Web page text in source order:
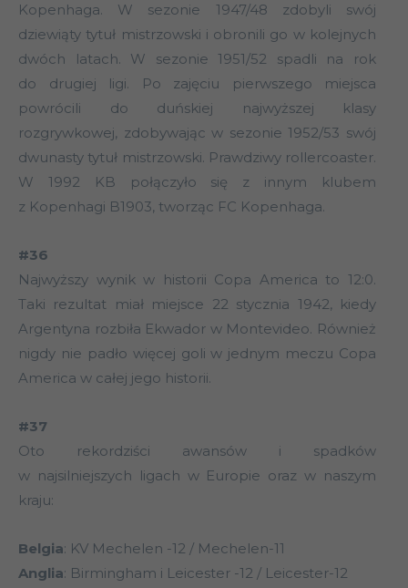
Kopenhaga. W sezonie 1947/48 zdobyli swój
dziewiąty tytuł mistrzowski i obronili go w kolejnych
dwóch latach. W sezonie 1951/52 spadli na rok
do drugiej ligi. Po zajęciu pierwszego miejsca
powrócili do duńskiej najwyższej klasy
rozgrywkowej, zdobywając w sezonie 1952/53 swój
dwunasty tytuł mistrzowski. Prawdziwy rollercoaster.
W 1992 KB połączyło się z innym klubem
z Kopenhagi B1903, tworząc FC Kopenhaga.
#36
Najwyższy wynik w historii Copa America to 12:0.
Taki rezultat miał miejsce 22 stycznia 1942, kiedy
Argentyna rozbiła Ekwador w Montevideo. Również
nigdy nie padło więcej goli w jednym meczu Copa
America w całej jego historii.
#37
Oto rekordziści awansów i spadków
w najsilniejszych ligach w Europie oraz w naszym
kraju:
Belgia: KV Mechelen -12 / Mechelen-11
Anglia: Birmingham i Leicester -12 / Leicester-12